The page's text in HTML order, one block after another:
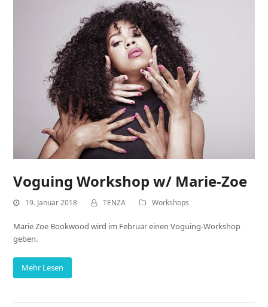
Voguing Workshop w/ Marie-Zoe
19. Januar 2018 TENZA Workshops
Marie Zoe Bookwood wird im Februar einen Voguing-Workshop
geben.
Mehr Lesen